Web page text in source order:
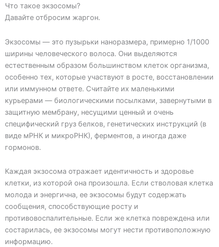
Что такое экзосомы?
Давайте отбросим жаргон.
Экзосомы — это пузырьки наноразмера, примерно 1/1000
ширины человеческого волоса. Они выделяются
естественным образом большинством клеток организма,
особенно тех, которые участвуют в росте, восстановлении
или иммунном ответе. Считайте их маленькими
курьерами — биологическими посылками, завернутыми в
защитную мембрану, несущими ценный и очень
специфический груз белков, генетических инструкций (в
виде мРНК и микроРНК), ферментов, а иногда даже
гормонов.
Каждая экзосома отражает идентичность и здоровье
клетки, из которой она произошла. Если стволовая клетка
молода и энергична, ее экзосомы будут содержать
сообщения, способствующие росту и
противовоспалительные. Если же клетка повреждена или
состарилась, ее экзосомы могут нести противоположную
информацию.